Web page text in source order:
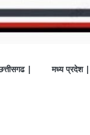
| मध्य प्रदेश |